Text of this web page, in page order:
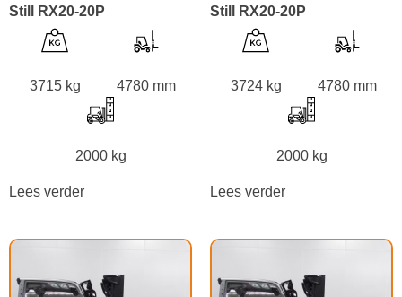
Still RX20-20P
3715 kg 4780 mm
2000 kg
Lees verder
Still RX20-20P
3724 kg 4780 mm
2000 kg
Lees verder